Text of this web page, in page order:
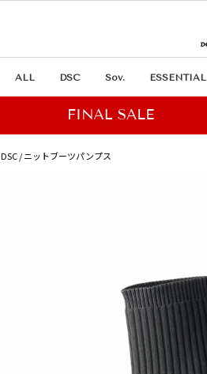
ALL DSC Sov. ESSENTIAL
DSC / ニットブーツパンプス